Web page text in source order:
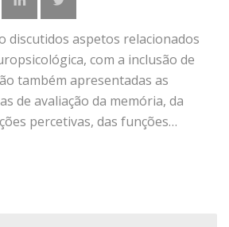
discutidos aspetos relacionados
com a inclusão de
também apresentadas as
de avaliação da memória, da
percetivas, das funções